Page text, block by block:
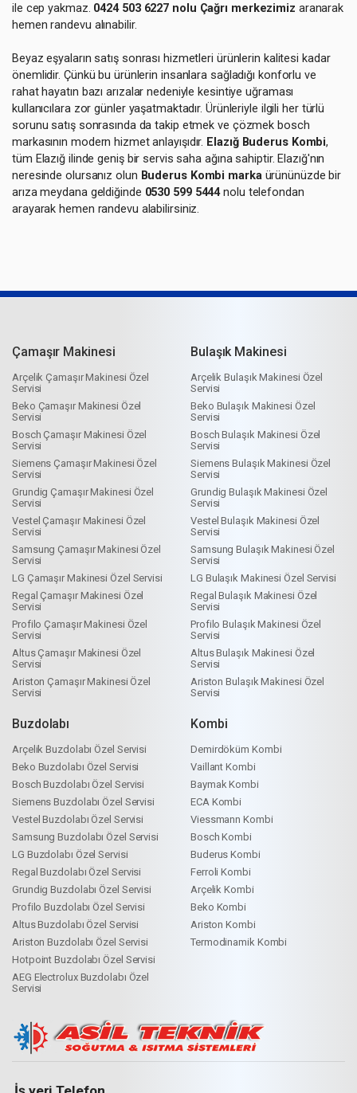
ile cep yakmaz. 0424 503 6227 nolu Çağrı merkezimiz aranarak
hemen randevu alınabilir.
Beyaz eşyaların satış sonrası hizmetleri ürünlerin kalitesi kadar
önemlidir. Çünkü bu ürünlerin insanlara sağladığı konforlu ve
rahat hayatın bazı arızalar nedeniyle kesintiye uğraması
kullanıcılara zor günler yaşatmaktadır. Ürünleriyle ilgili her türlü
sorunu satış sonrasında da takip etmek ve çözmek bosch
markasının modern hizmet anlayışıdır. Elazığ Buderus Kombi,
tüm Elazığ ilinde geniş bir servis saha ağına sahiptir. Elazığ'nın
neresinde olursanız olun Buderus Kombi markaürününüzde bir
arıza meydana geldiğinde 0530 599 5444nolu telefondan
arayarak hemen randevu alabilirsiniz.
Çamaşır Makinesi
Arçelik Çamaşır Makinesi Özel
Servisi
Beko Çamaşır Makinesi Özel
Servisi
Bosch Çamaşır Makinesi Özel
Servisi
Siemens Çamaşır Makinesi Özel
Servisi
Grundig Çamaşır Makinesi Özel
Servisi
Vestel Çamaşır Makinesi Özel
Servisi
Samsung Çamaşır Makinesi Özel
Servisi
LG Çamaşır Makinesi Özel Servisi
Regal Çamaşır Makinesi Özel
Servisi
Profilo Çamaşır Makinesi Özel
Servisi
Altus Çamaşır Makinesi Özel
Servisi
Ariston Çamaşır Makinesi Özel
Servisi
Bulaşık Makinesi
Arçelik Bulaşık Makinesi Özel
Servisi
Beko Bulaşık Makinesi Özel
Servisi
Bosch Bulaşık Makinesi Özel
Servisi
Siemens Bulaşık Makinesi Özel
Servisi
Grundig Bulaşık Makinesi Özel
Servisi
Vestel Bulaşık Makinesi Özel
Servisi
Samsung Bulaşık Makinesi Özel
Servisi
LG Bulaşık Makinesi Özel Servisi
Regal Bulaşık Makinesi Özel
Servisi
Profilo Bulaşık Makinesi Özel
Servisi
Altus Bulaşık Makinesi Özel
Servisi
Ariston Bulaşık Makinesi Özel
Servisi
Buzdolabı
Arçelik Buzdolabı Özel Servisi
Beko Buzdolabı Özel Servisi
Bosch Buzdolabı Özel Servisi
Siemens Buzdolabı Özel Servisi
Vestel Buzdolabı Özel Servisi
Samsung Buzdolabı Özel Servisi
LG Buzdolabı Özel Servisi
Regal Buzdolabı Özel Servisi
Grundig Buzdolabı Özel Servisi
Profilo Buzdolabı Özel Servisi
Altus Buzdolabı Özel Servisi
Ariston Buzdolabı Özel Servisi
Hotpoint Buzdolabı Özel Servisi
AEG Electrolux Buzdolabı Özel
Servisi
Kombi
Demirdöküm Kombi
Vaillant Kombi
Baymak Kombi
ECA Kombi
Viessmann Kombi
Bosch Kombi
Buderus Kombi
Ferroli Kombi
Arçelik Kombi
Beko Kombi
Ariston Kombi
Termodinamik Kombi